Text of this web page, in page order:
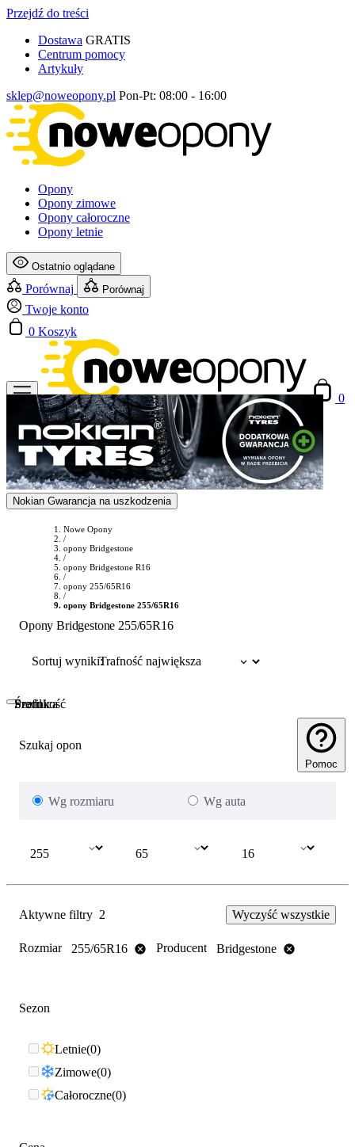
Przejdź do treści
Dostawa GRATIS
Centrum pomocy
Artykuły
sklep@noweopony.pl Pon-Pt: 08:00 - 16:00
Opony
Opony zimowe
Opony całoroczne
Opony letnie
Ostatnio oglądane
Porównaj Porównaj
Twoje konto
0 Koszyk
0
Nokian Gwarancja na uszkodzenia
Nowe Opony
/
opony Bridgestone
/
opony Bridgestone R16
/
opony 255/65R16
/
opony Bridgestone 255/65R16
Opony Bridgestone 255/65R16
Sortuj wyniki:
Szukaj opon
Pomoc
Wg rozmiaru Wg auta
Szerokość
Profil
Średnica
Aktywne filtry 2 Wyczyść wszystkie
Rozmiar 255/65R16 Producent Bridgestone
Sezon
Letnie 0
Zimowe 0
Całoroczne 0